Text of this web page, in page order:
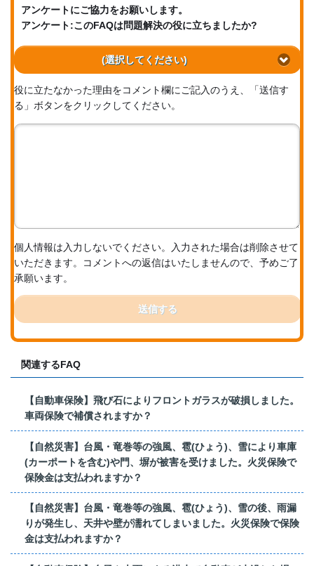
アンケートにご協力をお願いします。
アンケート:このFAQは問題解決の役に立ちましたか?
(選択してください)
役に立たなかった理由をコメント欄にご記入のうえ、「送信す
る」ボタンをクリックしてください。
個人情報は入力しないでください。入力された場合は削除させて
いただきます。コメントへの返信はいたしませんので、予めご了
承願います。
送信する
関連するFAQ
【自動車保険】飛び石によりフロントガラスが破損しました。
車両保険で補償されますか？
【自然災害】台風・竜巻等の強風、雹(ひょう)、雪により車庫
(カーポートを含む)や門、塀が被害を受けました。火災保険で
保険金は支払われますか？
【自然災害】台風・竜巻等の強風、雹(ひょう)、雪の後、雨漏
りが発生し、天井や壁が濡れてしまいました。火災保険で保険
金は支払われますか？